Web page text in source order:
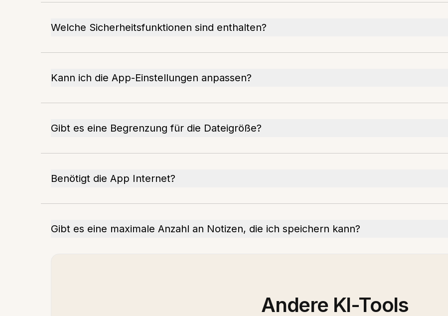
Welche Sicherheitsfunktionen sind enthalten?
Kann ich die App-Einstellungen anpassen?
Gibt es eine Begrenzung für die Dateigröße?
Benötigt die App Internet?
Gibt es eine maximale Anzahl an Notizen, die ich speichern kann?
Andere KI-Tools